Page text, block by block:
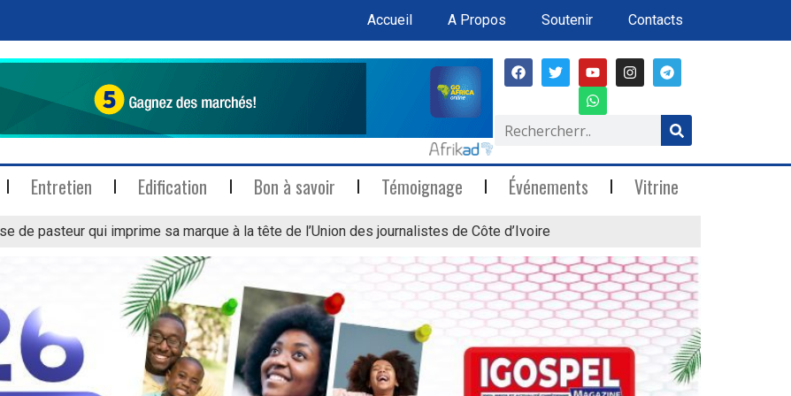
Accueil A Propos Soutenir Contacts
Entretien Edification Bon à savoir Témoignage Événements Vitrine
de pasteur qui imprime sa marque à la tête de l’Union des journalistes de Côte d’Ivoire